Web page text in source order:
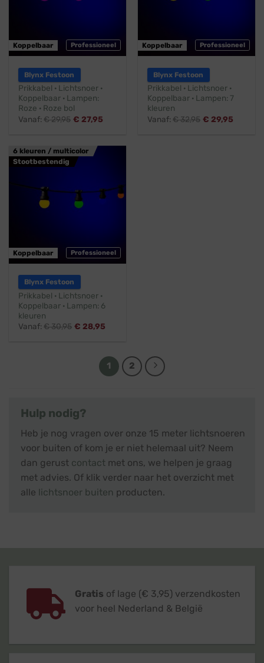
Professioneel
Koppelbaar
Blynx Festoon
Prikkabel · Lichtsnoer ·
Koppelbaar · Lampen:
Roze · Roze bol
Vanaf:€29,95 € 27,95
Professioneel
Koppelbaar
Blynx Festoon
Prikkabel · Lichtsnoer ·
Koppelbaar · Lampen: 7
kleuren
Vanaf:€32,95 € 29,95
6 kleuren / multicolor
Stootbestendig
Professioneel
Koppelbaar
Blynx Festoon
Prikkabel · Lichtsnoer ·
Koppelbaar · Lampen: 6
kleuren
Vanaf:€30,95 € 28,95
1 2
Hulp nodig?
Heb je nog vragen over onze 15 meter lichtsnoeren
voor buiten of kom je er niet helemaal uit? Neem
dan gerust contact met ons, we helpen je graag
met advies. Of klik verder naar het overzicht met
alle lichtsnoer buiten producten.
Gratis of lage (€ 3,95) verzendkosten
voor heel Nederland & België